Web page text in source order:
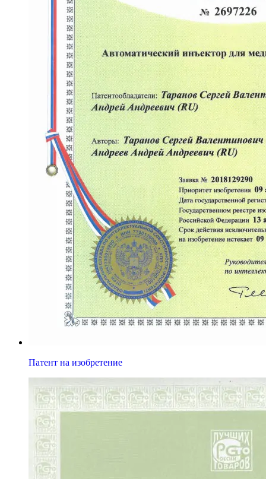
Патент на изобретение